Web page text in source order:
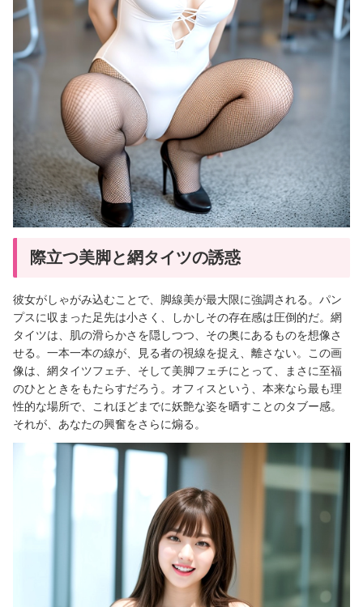
際立つ美脚と網タイツの誘惑
彼女がしゃがみ込むことで、脚線美が最大限に強調される。パン
プスに収まった足先は小さく、しかしその存在感は圧倒的だ。網
タイツは、肌の滑らかさを隠しつつ、その奥にあるものを想像さ
せる。一本一本の線が、見る者の視線を捉え、離さない。この画
像は、網タイツフェチ、そして美脚フェチにとって、まさに至福
のひとときをもたらすだろう。オフィスという、本来なら最も理
性的な場所で、これほどまでに妖艶な姿を晒すことのタブー感。
それが、あなたの興奮をさらに煽る。